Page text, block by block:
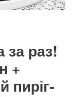
за раз!
+
пиріг-